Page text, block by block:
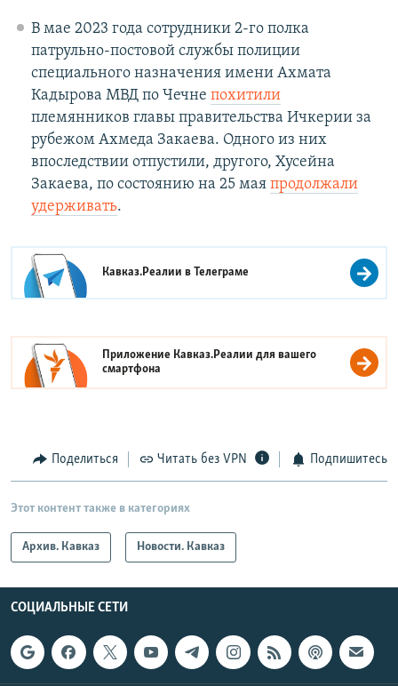
В мае 2023 года сотрудники 2-го полка
патрульно-постовой службы полиции
специального назначения имени Ахмата
Кадырова МВД по Чечне похитили
племянников главы правительства Ичкерии за
рубежом Ахмеда Закаева. Одного из них
впоследствии отпустили, другого, Хусейна
Закаева, по состоянию на 25 мая продолжали
удерживать.
Кавказ.Реалии вТелеграме
Приложение Кавказ.Реалии для вашего
смартфона
Поделиться Читать без VPN Подпишитесь
Этот контент также в категориях
Архив. Кавказ Новости. Кавказ
СОЦИАЛЬНЫЕ СЕТИ